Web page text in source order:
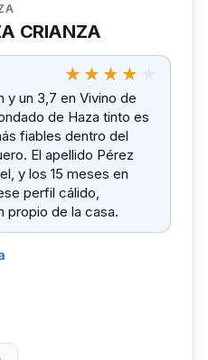
CRIANZA
y un 3,7 en Vivino de
de Haza tinto es
fiables dentro del
El apellido Pérez
y los 15 meses en
perfil cálido,
propio de la casa.